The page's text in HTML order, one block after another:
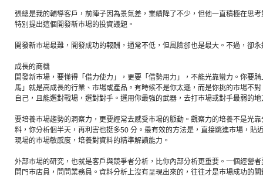
張總是我的輔導客戶，前陣子因為景氣差，業績降了不少，但他一直積極在思
特別提出這個開發新市場的投資議題。
開發新市場最難，開發成功的報酬，通常不低，但風險卻也是最大。不過，卻
成長的商機
開發新市場，要懂得「借力使力」，更要「借勢用力」，不能光靠蠻力。你要
馬」就是高成長的行業、市場或產品。有時候不是你太遜，而是你挑的市場不
自己，且能選對戰場，選對對手。選用你最強的武器，去打市場或對手最弱的
要培養市場趨勢的洞察力，更要經常去感受市場的脈動。觀察力的培養不是光
料，你分析個半天，再利害也挺多50 分。最有效的方法是，直接跳進市場，貼
現場的市場敏感度，培養對資料的精準解讀能力。
外部市場的研究，也就是客戶與競爭者分析，比你內部分析更重要。一個經營
問門市店員，問問業務員。資料分析上沒有呈現出來的，往往才是市場成功的